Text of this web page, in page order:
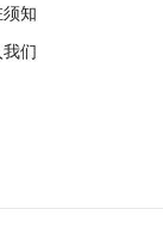
知
们